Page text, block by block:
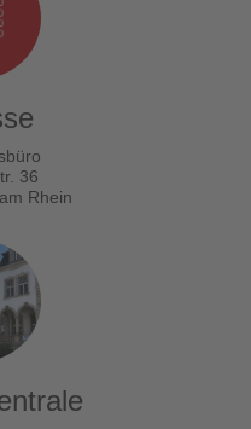
36
Rhein